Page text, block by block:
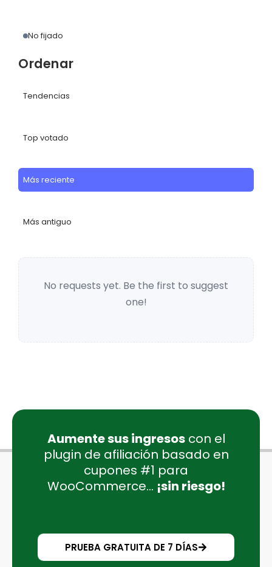
No fijado
Ordenar
Tendencias
Top votado
Más reciente
Más antiguo
No requests yet. Be the first to suggest
one!
Aumente sus ingresoscon el
plugin de afiliación basado en
cupones #1 para
WooCommerce... ¡sin riesgo!
PRUEBA GRATUITA DE 7 DÍAS